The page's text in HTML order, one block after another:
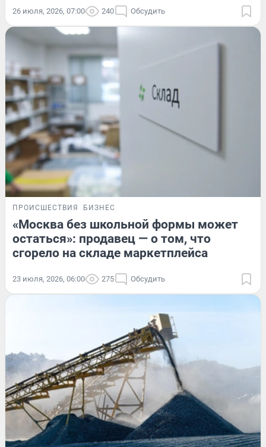
26 июля, 2026, 07:00 240 Обсудить
ПРОИСШЕСТВИЯ БИЗНЕС
«Москва без школьной формы может
остаться»: продавец — о том, что
сгорело на складе маркетплейса
23 июля, 2026, 06:00 275 Обсудить